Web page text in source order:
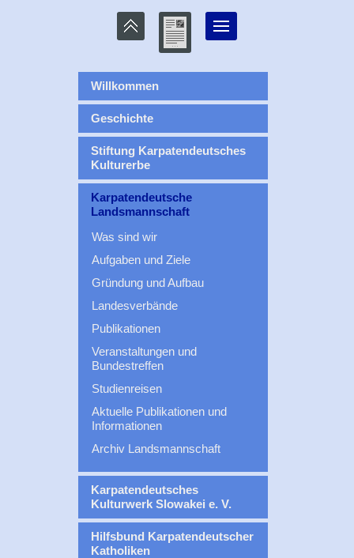
Willkommen
Geschichte
Stiftung Karpatendeutsches
Kulturerbe
Karpatendeutsche
Landsmannschaft
Was sind wir
Aufgaben und Ziele
Gründung und Aufbau
Landesverbände
Publikationen
Veranstaltungen und
Bundestreffen
Studienreisen
Aktuelle Publikationen und
Informationen
Archiv Landsmannschaft
Karpatendeutsches
Kulturwerk Slowakei e. V.
Hilfsbund Karpatendeutscher
Katholiken